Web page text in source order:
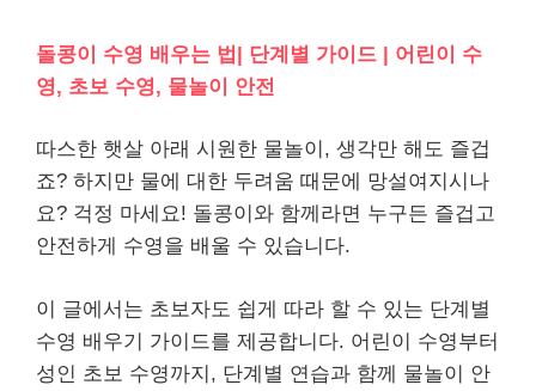
돌콩이 수영 배우는 법| 단계별 가이드 | 어린이 수
영, 초보 수영, 물놀이 안전
따스한 햇살 아래 시원한 물놀이, 생각만 해도 즐겁
죠? 하지만 물에 대한 두려움 때문에 망설여지시나
요? 걱정 마세요! 돌콩이와 함께라면 누구든 즐겁고
안전하게 수영을 배울 수 있습니다.
이 글에서는 초보자도 쉽게 따라 할 수 있는 단계별
수영 배우기 가이드를 제공합니다. 어린이 수영부터
성인 초보 수영까지, 단계별 연습과 함께 물놀이 안